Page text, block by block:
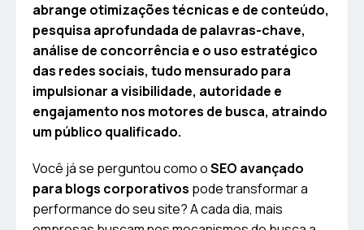
abrange otimizações técnicas e de conteúdo,
pesquisa aprofundada de palavras-chave,
análise de concorrência e o uso estratégico
das redes sociais, tudo mensurado para
impulsionar a visibilidade, autoridade e
engajamento nos motores de busca, atraindo
um público qualificado.
Você já se perguntou como oSEO avançado
para blogs corporativos pode transformar a
performance do seu site? A cada dia, mais